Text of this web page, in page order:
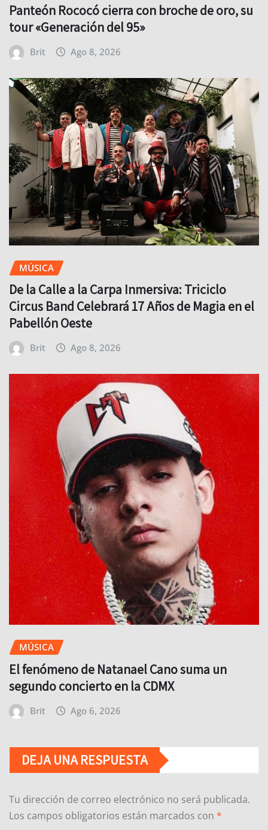
Panteón Rococó cierra con broche de oro, su
tour «Generación del 95»
Brit Ago 8, 2026
MÚSICA
De la Calle a la Carpa Inmersiva: Triciclo
Circus Band Celebrará 17 Años de Magia en el
Pabellón Oeste
Brit Ago 8, 2026
MÚSICA
El fenómeno de Natanael Cano suma un
segundo concierto en la CDMX
Brit Ago 6, 2026
DEJA UNA RESPUESTA
Tu dirección de correo electrónico no será publicada.
Los campos obligatorios están marcados con *